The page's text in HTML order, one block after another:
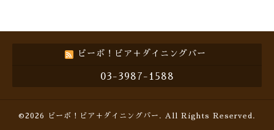
ビーボ！ビア＋ダイニングバー
03-3987-1588
©2026 ビーボ！ビア＋ダイニングバー . All Rights Reserved.